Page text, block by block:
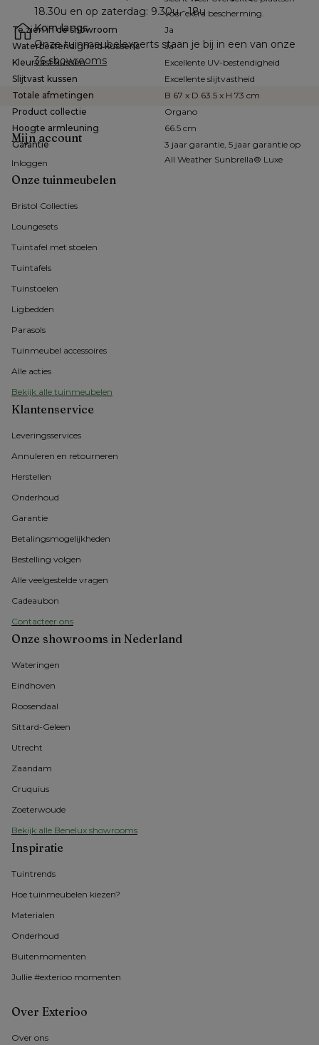
voor extra bescherming.
Te zien in de showroom
Ja
Waterbestendigheid kussens
Ja
Kleurvast kussen
Excellente UV-bestendigheid
Slijtvast kussen
Excellente slijtvastheid
Totale afmetingen
B 67 x D 63.5 x H 73 cm
Product collectie
Organo
Hoogte armleuning
66.5 cm
Garantie
3 jaar garantie, 5 jaar garantie op
All Weather Sunbrella® Luxe
18.30u en op zaterdag: 9.30u - 18u
Kom langs
36 showrooms
Onze tuinmeubelen
Bristol Collecties
Loungesets
Tuintafel met stoelen
Tuintafels
Tuinstoelen
Ligbedden
Parasols
Tuinmeubel accessoires
Alle acties
Bekijk alle tuinmeubelen
Klantenservice
Leveringsservices
Annuleren en retourneren
Herstellen
Onderhoud
Garantie
Betalingsmogelijkheden
Bestelling volgen
Alle veelgestelde vragen
Cadeaubon
Contacteer ons
Onze showrooms in Nederland
Wateringen
Eindhoven
Roosendaal
Sittard-Geleen
Utrecht
Zaandam
Cruquius
Zoeterwoude
Bekijk alle Benelux showrooms
Inspiratie
Tuintrends
Hoe tuinmeubelen kiezen?
Materialen
Onderhoud
Buitenmomenten
Jullie #exterioo momenten
Over Exterioo
Over ons
Mijn account
Inloggen